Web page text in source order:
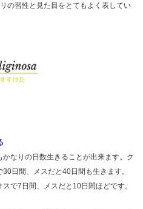
の習性と見た目をとてもよく表してい
なりの日数生きることが出来ます。ク
日間、メスだと40日間も生きます。
で7日間、メスだと10日間ほどです。